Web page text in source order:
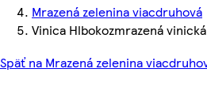
Mrazená zelenina viacdruhová
Vinica Hlbokozmrazená
Späť na Mrazená zelenina